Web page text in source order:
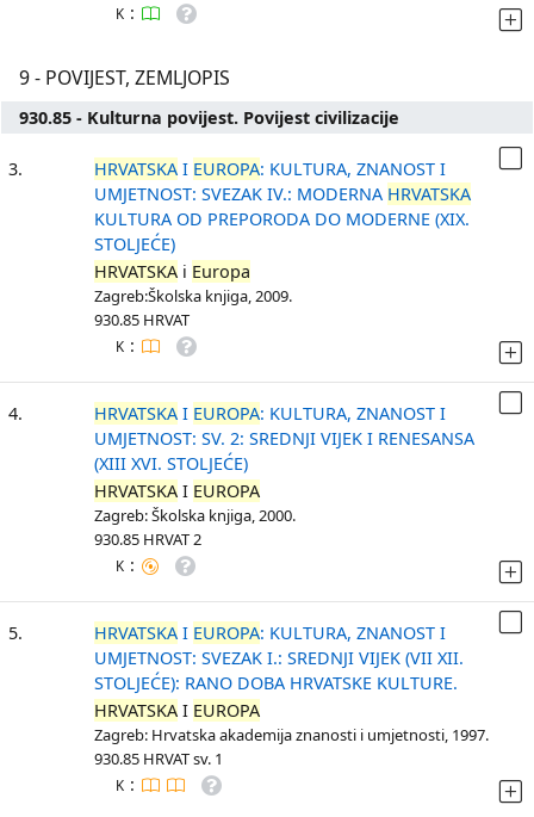
K :
9 - POVIJEST, ZEMLJOPIS
930.85 - Kulturna povijest. Povijest civilizacije
3. HRVATSKA I EUROPA: KULTURA, ZNANOST I
UMJETNOST: SVEZAK IV.: MODERNA HRVATSKA
KULTURA OD PREPORODA DO MODERNE (XIX.
STOLJEĆE)
HRVATSKA i Europa
Zagreb:Školska knjiga, 2009.
930.85 HRVAT
K :
4. HRVATSKA I EUROPA: KULTURA, ZNANOST I
UMJETNOST: SV. 2: SREDNJI VIJEK I RENESANSA
(XIII XVI. STOLJEĆE)
HRVATSKA I EUROPA
Zagreb: Školska knjiga, 2000.
930.85 HRVAT 2
K :
5. HRVATSKA I EUROPA: KULTURA, ZNANOST I
UMJETNOST: SVEZAK I.: SREDNJI VIJEK (VII XII.
STOLJEĆE): RANO DOBA HRVATSKE KULTURE.
HRVATSKA I EUROPA
Zagreb: Hrvatska akademija znanosti i umjetnosti, 1997.
930.85 HRVAT sv. 1
K :